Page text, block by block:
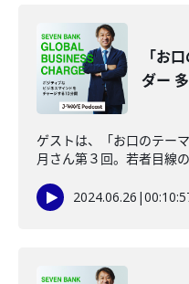
「お
ダー
ゲストは、「お口のテー
月さん第３回。若者目線
2024.06.26 |